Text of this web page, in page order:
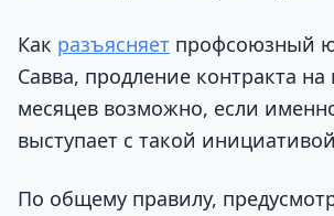
Как разъясняет профсоюзный
Савва, продление контракта на
месяцев возможно, если
выступает с такой
По общему правилу,